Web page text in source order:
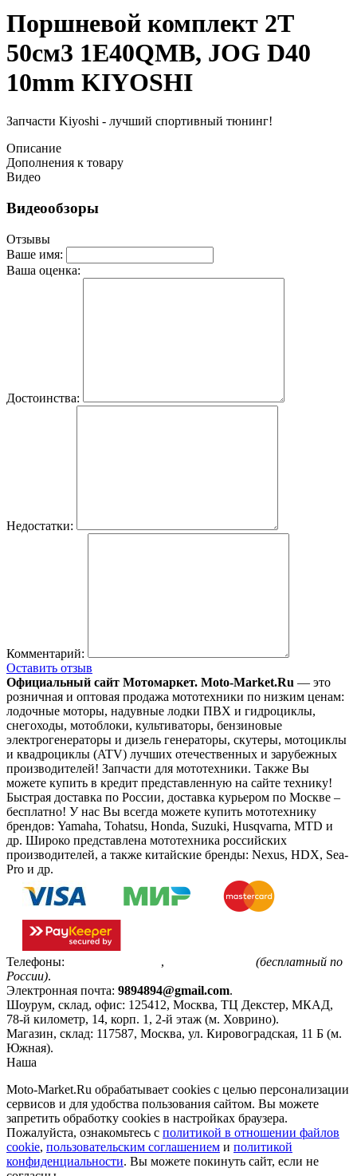
Поршневой комплект 2Т
50см3 1E40QMB, JOG D40
10mm KIYOSHI
Запчасти Kiyoshi - лучший спортивный тюнинг!
Описание
Дополнения к товару
Видео
Видеообзоры
Отзывы
Ваше имя:
Ваша оценка:
Достоинства:
Недостатки:
Комментарий:
Оставить отзыв
Официальный сайт Мотомаркет. Moto-Market.Ru — это
розничная и оптовая продажа мототехники по низким ценам:
лодочные моторы, надувные лодки ПВХ и гидроциклы,
снегоходы, мотоблоки, культиваторы, бензиновые
электрогенераторы и дизель генераторы, скутеры, мотоциклы
и квадроциклы (ATV) лучших отечественных и зарубежных
производителей! Запчасти для мототехники. Также Вы
можете купить в кредит представленную на сайте технику!
Быстрая доставка по России, доставка курьером по Москве –
бесплатно! У нас Вы всегда можете купить мототехнику
брендов: Yamaha, Tohatsu, Honda, Suzuki, Husqvarna, MTD и
др. Широко представлена мототехника российских
производителей, а также китайские бренды: Nexus, HDX, Sea-
Pro и др.
Телефоны: ,
(бесплатный по
России).
Электронная почта: 9894894@gmail.com.
Шоурум, склад, офис: 125412, Москва, ТЦ Декстер, МКАД,
78-й километр, 14, корп. 1, 2-й этаж (м. Ховрино).
Магазин, склад: 117587, Москва, ул. Кировоградская, 11 Б (м.
Южная).
Наша
Moto-Market.Ru обрабатывает сookies с целью персонализации
сервисов и для удобства пользования сайтом. Вы можете
запретить обработку сookies в настройках браузера.
Пожалуйста, ознакомьтесь с политикой в отношении файлов
cookie, пользовательским соглашением и политикой
конфиденциальности. Вы можете покинуть сайт, если не